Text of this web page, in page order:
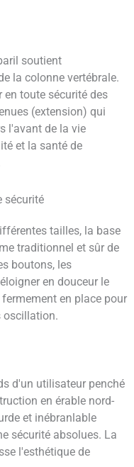
soutient
la colonne vertébrale.
toute sécurité des
(extension) qui
l'avant de la vie
et la santé de
sécurité
tailles, la base
traditionnel et sûr de
boutons, les
en douceur le
en place pour
oscillation.
d'un utilisateur penché
en érable nord-
et inébranlable
sécurité absolues. La
l'esthétique de